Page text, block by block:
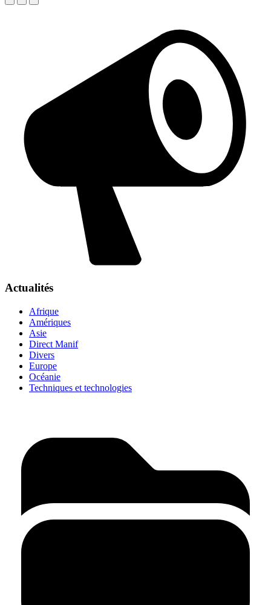
Actualités
Afrique
Amériques
Asie
Direct Manif
Divers
Europe
Océanie
Techniques et technologies